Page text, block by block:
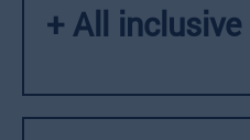
+ All inclusive